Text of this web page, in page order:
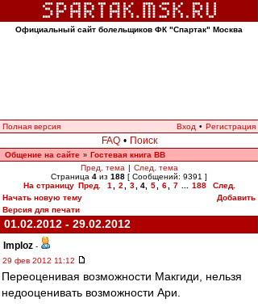
Официальный сайт болельщиков ФК "Спартак" Москва
Полная версия Вход • Регистрация
FAQ • Поиск
Общение на сайте » Гостевая книга ВВ
Пред. тема | След. тема
Страница 4 из 188 [ Сообщений: 9391 ]
На страницу Пред. 1 2 3 4, 5 6 7 188
След.
Начать новую тему
Добавить
Версия для печати
01.02.2012 - 29.02.2012
Imploz -
29 фев 2012 11:12
Переоценивая возможности Макгиди, нельзя
недооценивать возможности Ари.